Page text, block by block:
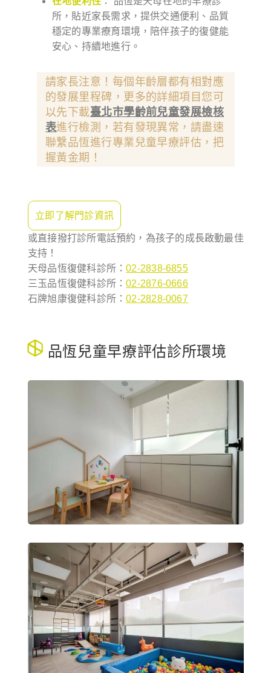
所，貼近家長需求，提供交通便利、品質
穩定的專業療育環境，陪伴孩子的復健能
安心、持續地進行。
請家長注意！每個年齡層都有相對應
的發展里程碑，更多的詳細項目您可
以先下載臺北市學齡前兒童發展檢核
表進行檢測，若有發現異常，請盡速
聯繫品恆進行專業兒童早療評估，把
握黃金期！
立即了解門診資訊
或直接撥打診所電話預約，為孩子的成長啟動最佳
支持！
天母品恆復健科診所：02-2838-6855
三玉品恆復健科診所：02-2876-0666
石牌旭康復健科診所：02-2828-0067
品恆兒童早療評估診所環境